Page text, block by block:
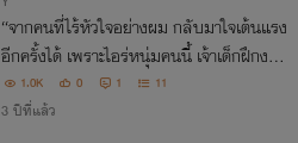
“จากคนที่ไร้หัวใจอย่างผม กลับมาใจเต้นแรง
อีกครั้งได้ เพราะไอร่หนุ่มคนนี้ เจ้าเด็กฝึกงาน
นนน!!!”
1.0K 0 1 11
3 ปีที่แล้ว